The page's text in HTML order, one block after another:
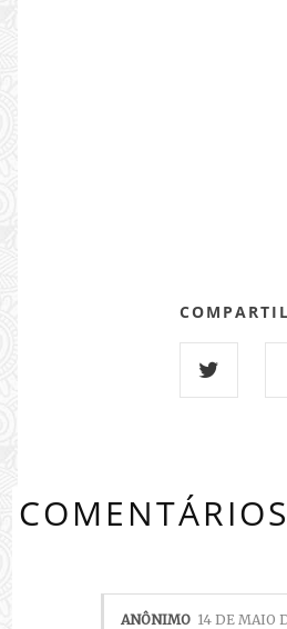
COMENTÁRIOS
ANÔNIMO 14 DE MAIO